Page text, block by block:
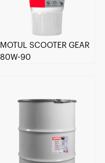
MOTUL SCOOTER GEAR
80W-90